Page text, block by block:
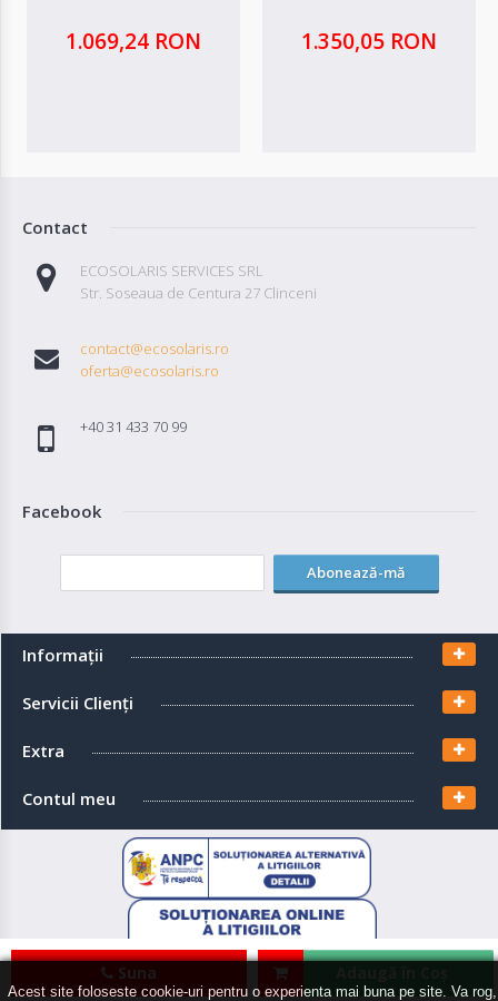
Acest site foloseste cookie-uri pentru o experienta mai buna pe site. Va rog,
1.069,24 RON 1.350,05 RON
Suna
Contact
ECOSOLARIS SERVICES SRL
Str. Soseaua de Centura 27 Clinceni
contact@ecosolaris.ro
oferta@ecosolaris.ro
+40 31 433 70 99
Facebook
Abonează-mă
Informaţii
Servicii Clienţi
Extra
Contul meu
EcoSolaris Shop© 2026